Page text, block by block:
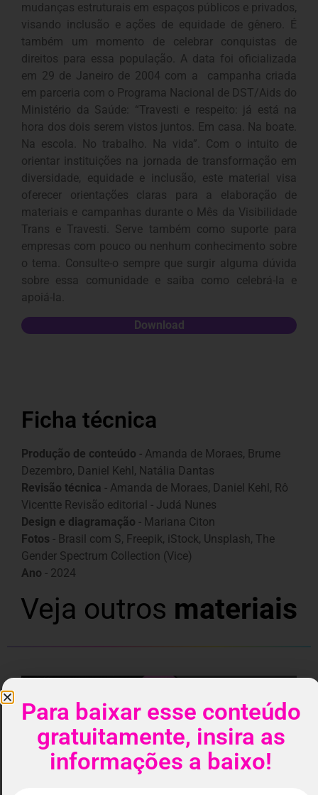
mudanças estruturais em espaços públicos e privados,
visando inclusão e ações de equidade de gênero. É
também um momento de celebrar conquistas de
direitos para essa população. A data foi oficializada
em 29 de Janeiro de 2004 com a campanha criada
em parceria com o Programa Nacional de DST/Aids do
Ministério da Saúde: “Travesti e respeito: já está na
hora dos dois serem vistos juntos. Em casa. Na boate.
Na escola. No trabalho. Na vida”. Com o intuito de
orientar instituições na jornada de transformação em
diversidade, equidade e inclusão, este material visa
oferecer orientações claras para a elaboração de
materiais e campanhas durante o Mês da Visibilidade
Trans e Travesti. Serve também como suporte para
empresas com pouco ou nenhum conhecimento sobre
o tema. Consulte-o sempre que surgir alguma dúvida
sobre essa comunidade e saiba como celebrá-la e
apoiá-la.
Download
Ficha técnica
Produção de conteúdo - Amanda de Moraes, Brume
Dezembro, Daniel Kehl, Natália Dantas
Revisão técnica - Amanda de Moraes, Daniel Kehl, Rô
Vicentte Revisão editorial - Judá Nunes
Design e diagramação - Mariana Citon
Fotos - Brasil com S, Freepik, iStock, Unsplash, The
Gender Spectrum Collection (Vice)
Ano - 2024
Veja outros materiais
Para baixar esse conteúdo
gratuitamente, insira as
informações a baixo!